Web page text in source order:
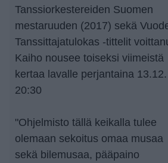
Tanssiorkestereiden Suomen
mestaruuden (2017) sekä
Tanssittajatulokas -tittelit
Kaiho nousee toiseksi viimeistä
kertaa lavalle perjantaina
20:30
"Ohjelmisto tällä keikalla tulee
olemaan sekoitus omaa musaa
sekä bilemusaa, pääpaino